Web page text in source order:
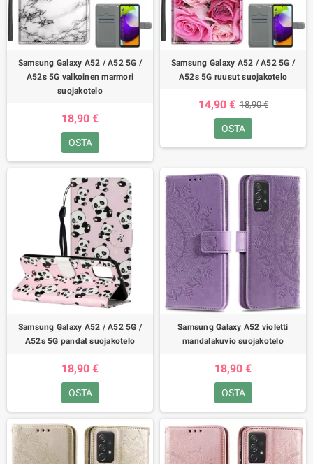
Samsung Galaxy A52 / A52 5G /
A52s 5G valkoinen marmori
suojakotelo
18,90 €
OSTA
Samsung Galaxy A52 / A52 5G /
A52s 5G ruusut suojakotelo
14,90 € 18,90 €
OSTA
Samsung Galaxy A52 / A52 5G /
A52s 5G pandat suojakotelo
18,90 €
OSTA
Samsung Galaxy A52 violetti
mandalakuvio suojakotelo
18,90 €
OSTA